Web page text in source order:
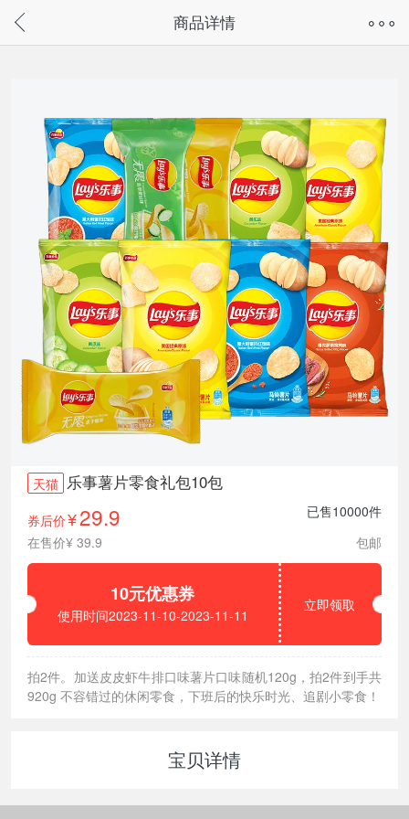
请通过微信或支付宝搜“奇兔客小程序”访问
商品详情
天猫 乐事薯片零食礼包10包
券后价¥29.9
已售10000件
在售价¥ 39.9
包邮
10元优惠券
使用时间2023-11-10-2023-11-11
立即领取
拍2件。加送皮皮虾牛排口味薯片口味随机120g，拍2件到手共
920g 不容错过的休闲零食，下班后的快乐时光、追剧小零食！
宝贝详情